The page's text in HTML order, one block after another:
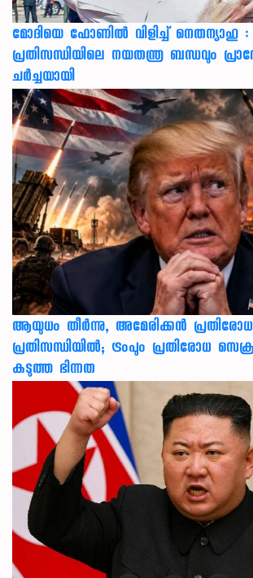
മോദിയെ ഫോണിൽ വിളിച്ച് നെതന്യാഹു :
പ്രതിസന്ധിയിലെ നയതന്ത്ര ബന്ധവും
ചർച്ചയായി
ആയുധം തീർന്നു, അമേരിക്കൻ
പ്രതിസന്ധിയിൽ; ട്രംപും പ്രതിരോധ
കടുത്ത ഭിന്നത